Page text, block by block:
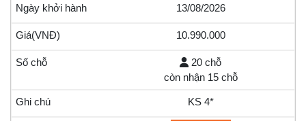
13/08/2026
10.990.000
20 chỗ
còn nhận 15 chỗ
KS 4*